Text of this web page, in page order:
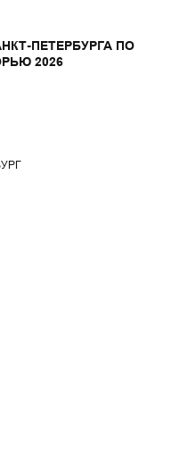
ПЕТЕРБУРГА ПО
2026